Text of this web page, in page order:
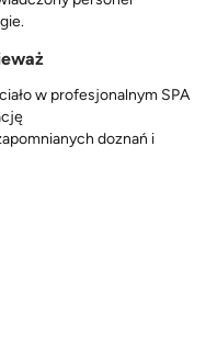
w profesjonalnym SPA
doznań i